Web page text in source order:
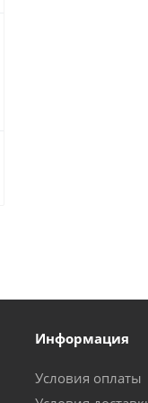
Информация
Условия оплаты